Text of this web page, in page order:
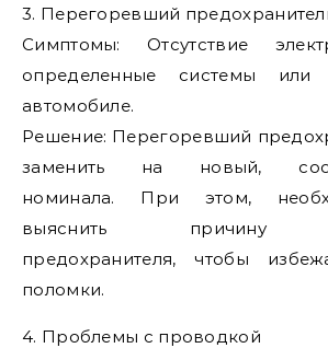
3. Перегоревший
Симптомы: Отсутствие
определенные системы или
автомобиле.
Решение: Перегоревший
заменить на новый,
номинала. При этом,
выяснить причину
предохранителя, чтобы
поломки.
4. Проблемы с проводкой